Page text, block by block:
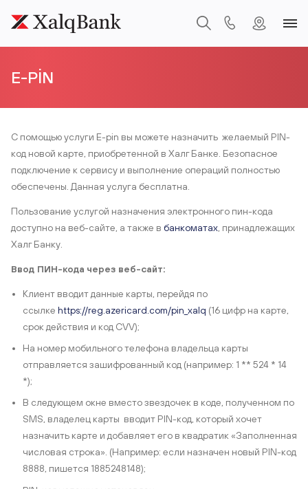
E-PİN
С помощью услуги E-pin вы можете назначить желаемый PIN-
код новой карте, приобретенной в Халг Банке. Безопасное
подключение к сервису и выполнение операций полностью
обеспечены. Данная услуга бесплатна.
Пользование услугой назначения электронного пин-кода
доступно на веб-сайте, а также в банкоматах , принадлежащих
Халг Банку.
Ввод ПИН-кода через веб-сайт:
Клиент вводит данные карты, перейдя по
ссылке https://reg.azericard.com/pin_xalq (16 цифр на карте,
срок действия и код CVV);
На номер мобильного телефона владельца карты
отправляется зашифрованный код (например: 1 ** 524 * 14
*);
В следующем окне вместо звездочек в коде, полученном по
SMS, владелец карты вводит PIN-код, который хочет
назначить карте и добавляет его в квадратик «Заполненная
числовая строка». (Например: если назначен новый PIN-код
8888, пишется 1885248148);